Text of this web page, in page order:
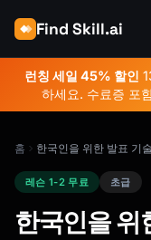
Find Skill.ai
런칭 세일 45% 할인
하세요. 수료증 포
홈 한국인을 위한 발표 기술
레슨 1-2 무료 초급
한국인을 위